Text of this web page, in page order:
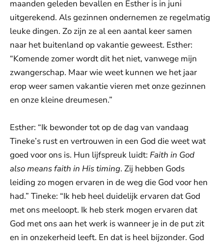
maanden geleden bevallen en Esther is in juni
uitgerekend. Als gezinnen ondernemen ze regelmatig
leuke dingen. Zo zijn ze al een aantal keer samen
naar het buitenland op vakantie geweest. Esther:
“Komende zomer wordt dit het niet, vanwege mijn
zwangerschap. Maar wie weet kunnen we het jaar
erop weer samen vakantie vieren met onze gezinnen
en onze kleine dreumesen.”
Esther: “Ik bewonder tot op de dag van vandaag
Tineke’s rust en vertrouwen in een God die weet wat
goed voor ons is. Hun lijfspreuk luidt: Faith in God
also means faith in His timing. Zij hebben Gods
leiding zo mogen ervaren in de weg die God voor hen
had.” Tineke: “Ik heb heel duidelijk ervaren dat God
met ons meeloopt. Ik heb sterk mogen ervaren dat
God met ons aan het werk is wanneer je in de put zit
en in onzekerheid leeft. En dat is heel bijzonder. God